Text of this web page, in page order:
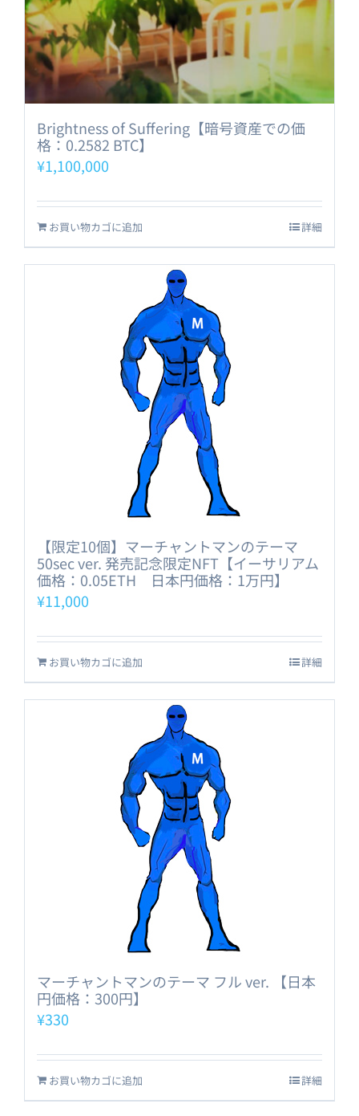
Brightness of Suffering【暗号資産での価
格：0.2582 BTC】
¥1,100,000
お買い物カゴに追加 詳細
【限定10個】マーチャントマンのテーマ
50sec ver. 発売記念限定NFT【イーサリアム
価格：0.05ETH 日本円価格：1万円】
¥11,000
お買い物カゴに追加 詳細
マーチャントマンのテーマ フル ver. 【日本
円価格：300円】
¥330
お買い物カゴに追加 詳細